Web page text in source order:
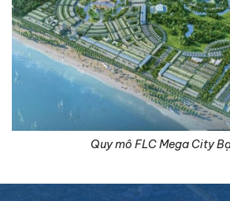
Quy mô FLC Mega City